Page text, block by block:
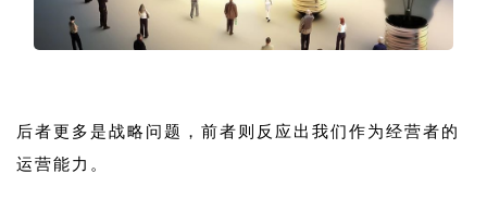
后者更多是战略问题，前者则反应出我们作为经营者的
运营能力。